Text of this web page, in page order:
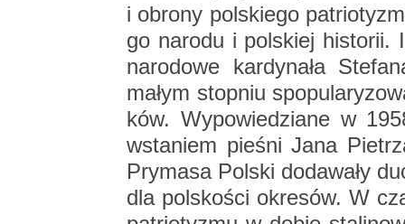
i obro­ny pol­skie­go
go na­ro­du i pol­skiej hi­sto­rii.
na­ro­do­we kar­dy­na­ła
małym stop­niu
ków. Wy­po­wie­dzia­ne w
wsta­niem pie­śni Jana
Pry­ma­sa Pol­ski do­da­wa­ły
dla pol­sko­ści okre­sów. W